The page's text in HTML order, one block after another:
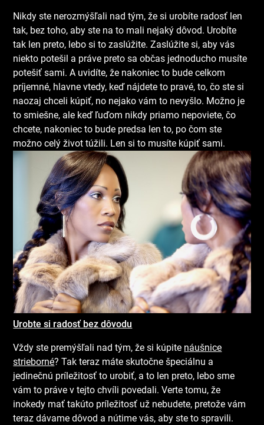
Nikdy ste nerozmýšľali nad tým, že si urobíte radosť len
tak, bez toho, aby ste na to mali nejaký dôvod. Urobíte
tak len preto, lebo si to zaslúžite. Zaslúžite si, aby vás
niekto potešil a práve preto sa občas jednoducho musíte
potešiť sami. A uvidíte, že nakoniec to bude celkom
príjemné, hlavne vtedy, keď nájdete to pravé, to, čo ste si
naozaj chceli kúpiť, no nejako vám to nevyšlo. Možno je
to smiešne, ale keď ľuďom nikdy priamo nepoviete, čo
chcete, nakoniec to bude predsa len to, po čom ste
možno celý život túžili. Len si to musíte kúpiť sami.
Urobte si radosť bez dôvodu
Vždy ste premýšľali nad tým, že si kúpite náušnice
strieborné? Tak teraz máte skutočne špeciálnu a
jedinečnú príležitosť to urobiť, a to len preto, lebo sme
vám to práve v tejto chvíli povedali. Verte tomu, že
inokedy mať takúto príležitosť už nebudete, pretože vám
teraz dávame dôvod a nútime vás, aby ste to spravili.